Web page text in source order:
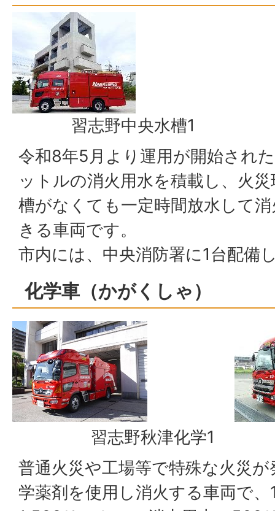
習志野中央水槽1
令和8年5月より運用が開始され
ットルの消火用水を積載し、火
槽がなくても一定時間放水して
きる車両です。
市内には、中央消防署に1台配備
化学車（かがくしゃ）
習志野秋津化学1
普通火災や工場等で特殊な火災
学薬剤を使用し消火する車両で